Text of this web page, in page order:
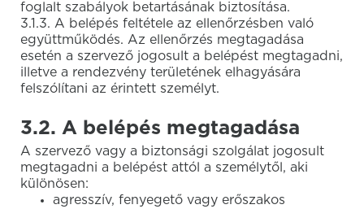
foglalt szabályok betartásának biztosítása.
3.1.3. A belépés feltétele az ellenőrzésben való
együttműködés. Az ellenőrzés megtagadása
esetén a szervező jogosult a belépést megtagadni,
illetve a rendezvény területének elhagyására
felszólítani az érintett személyt.
3.2. A belépés megtagadása
A szervező vagy a biztonsági szolgálat jogosult
megtagadni a belépést attól a személytől, aki
különösen:
agresszív, fenyegető vagy erőszakos